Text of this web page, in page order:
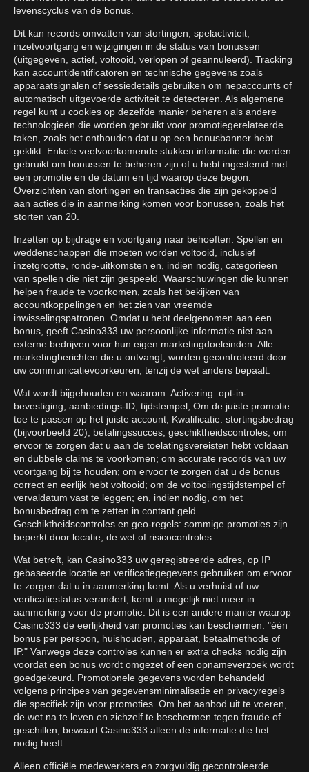
levenscyclus van de bonus.
Dit kan records omvatten van stortingen, spelactiviteit,
inzetvoortgang en wijzigingen in de status van bonussen
(uitgegeven, actief, voltooid, verlopen of geannuleerd). Tracking
kan accountidentificatoren en technische gegevens zoals
apparaatsignalen of sessiedetails gebruiken om nepaccounts of
automatisch uitgevoerde activiteit te detecteren. Als algemene
regel kunt u cookies op dezelfde manier beheren als andere
technologieën die worden gebruikt voor promotiegerelateerde
taken, zoals het onthouden dat u op een bonusbanner hebt
geklikt. Enkele veelvoorkomende stukken informatie die worden
gebruikt om bonussen te beheren zijn of u hebt ingestemd met
een promotie en de datum en tijd waarop deze begon.
Overzichten van stortingen en transacties die zijn gekoppeld
aan acties die in aanmerking komen voor bonussen, zoals het
storten van 20.
Inzetten op bijdrage en voortgang naar behoeften. Spellen en
weddenschappen die moeten worden voltooid, inclusief
inzetgrootte, ronde-uitkomsten en, indien nodig, categorieën
van spellen die niet zijn gespeeld. Waarschuwingen die kunnen
helpen fraude te voorkomen, zoals het bekijken van
accountkoppelingen en het zien van vreemde
inwisselingspatronen. Omdat u hebt deelgenomen aan een
bonus, geeft Casino333 uw persoonlijke informatie niet aan
externe bedrijven voor hun eigen marketingdoeleinden. Alle
marketingberichten die u ontvangt, worden gecontroleerd door
uw communicatievoorkeuren, tenzij de wet anders bepaalt.
Wat wordt bijgehouden en waarom: Activering: opt-in-
bevestiging, aanbiedings-ID, tijdstempel; Om de juiste promotie
toe te passen op het juiste account; Kwalificatie: stortingsbedrag
(bijvoorbeeld 20); betalingssucces; geschiktheidscontroles; om
ervoor te zorgen dat u aan de toelatingsvereisten hebt voldaan
en dubbele claims te voorkomen; om accurate records van uw
voortgang bij te houden; om ervoor te zorgen dat u de bonus
correct en eerlijk hebt voltooid; om de voltooiingstijdstempel of
vervaldatum vast te leggen; en, indien nodig, om het
bonusbedrag om te zetten in contant geld.
Geschiktheidscontroles en geo-regels: sommige promoties zijn
beperkt door locatie, de wet of risicocontroles.
Wat betreft, kan Casino333 uw geregistreerde adres, op IP
gebaseerde locatie en verificatiegegevens gebruiken om ervoor
te zorgen dat u in aanmerking komt. Als u verhuist of uw
verificatiestatus verandert, komt u mogelijk niet meer in
aanmerking voor de promotie. Dit is een andere manier waarop
Casino333 de eerlijkheid van promoties kan beschermen: "één
bonus per persoon, huishouden, apparaat, betaalmethode of
IP." Vanwege deze controles kunnen er extra checks nodig zijn
voordat een bonus wordt omgezet of een opnameverzoek wordt
goedgekeurd. Promotionele gegevens worden behandeld
volgens principes van gegevensminimalisatie en privacyregels
die specifiek zijn voor promoties. Om het aanbod uit te voeren,
de wet na te leven en zichzelf te beschermen tegen fraude of
geschillen, bewaart Casino333 alleen de informatie die het
nodig heeft.
Alleen officiële medewerkers en zorgvuldig gecontroleerde